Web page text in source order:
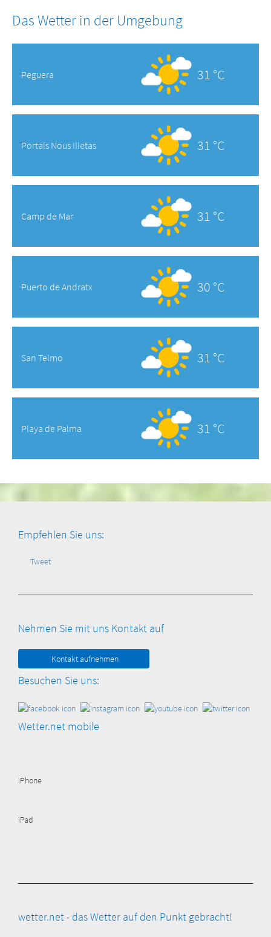
Das Wetter in der Umgebung
Peguera 31 °C
Portals Nous Illetas 31 °C
Camp de Mar 31 °C
Puerto de Andratx 30 °C
San Telmo 31 °C
Playa de Palma 31 °C
Empfehlen Sie uns:
Tweet
Nehmen Sie mit uns Kontakt auf
Kontakt aufnehmen
Besuchen Sie uns:
Wetter.net mobile
iPhone
iPad
wetter.net - das Wetter auf den Punkt gebracht!